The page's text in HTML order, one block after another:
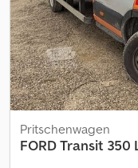
Csdpjwyuvtjfx Adisha
Anhängerkupplung,
Nutzlast(kg):2345,
DB 3 Seiten Kipper,
vorbehalten.
Pritschenwagen
FORDTransit 350